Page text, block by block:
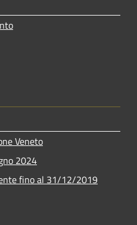
Veneto
2024
fino al 31/12/2019